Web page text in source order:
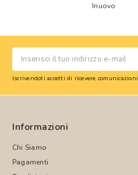
Inuovo
Iscrivendoti accetti di ricevere
Informazioni
Chi Siamo
Pagamenti